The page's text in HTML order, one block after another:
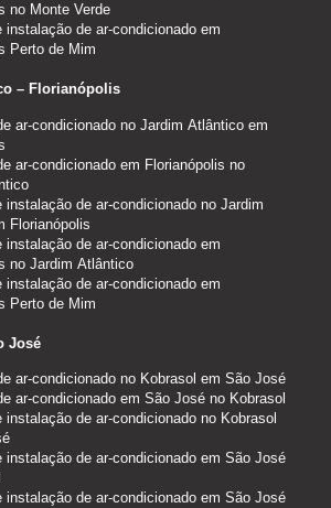
no Monte Verde
instalação de ar-condicionado em
Perto de Mim
– Florianópolis
ar-condicionado no Jardim Atlântico em
ar-condicionado em Florianópolis no
instalação de ar-condicionado no Jardim
Florianópolis
instalação de ar-condicionado em
no Jardim Atlântico
instalação de ar-condicionado em
Perto de Mim
José
ar-condicionado no Kobrasol em São José
ar-condicionado em São José no Kobrasol
instalação de ar-condicionado no Kobrasol
instalação de ar-condicionado em São José
instalação de ar-condicionado em São José